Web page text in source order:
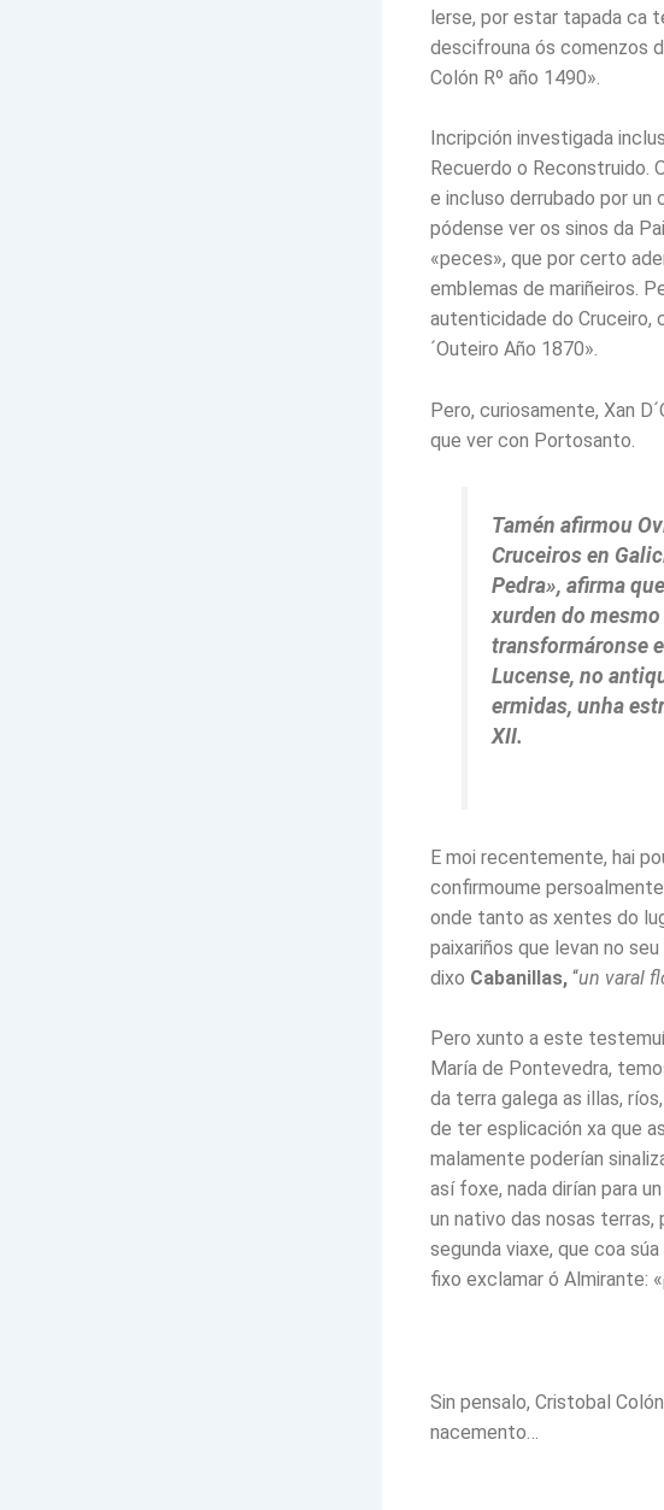
lerse, por estar tapada ca
descifrouna ós comenzos
Colón Rº año 1490».
Incripción investigada
Recuerdo o Reconstruido.
e incluso derrubado por un
pódense ver os sinos da
«peces», que por certo
emblemas de mariñeiros.
autenticidade do Cruceiro,
´Outeiro Año 1870».
Pero, curiosamente, Xan
que ver con Portosanto.
Tamén afirmou
Cruceiros en
Pedra», afirma
xurden do
transformáronse
Lucense, no
ermidas, unha
XII.
E moi recentemente, hai
confirmoume
onde tanto as xentes do
paixariños que levan no
dixo Cabanillas, “un varal
Pero xunto a este
María de Pontevedra,
da terra galega as illas,
de ter esplicación xa que
malamente poderían
así foxe, nada dirían para
un nativo das nosas terras,
segunda viaxe, que coa
fixo exclamar ó Almirante:
Sin pensalo, Cristobal
nacemento…